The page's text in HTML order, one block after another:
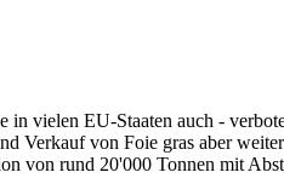
in vielen EU-Staaten auch -
Verkauf von Foie gras aber weiter
von rund 20'000 Tonnen mit